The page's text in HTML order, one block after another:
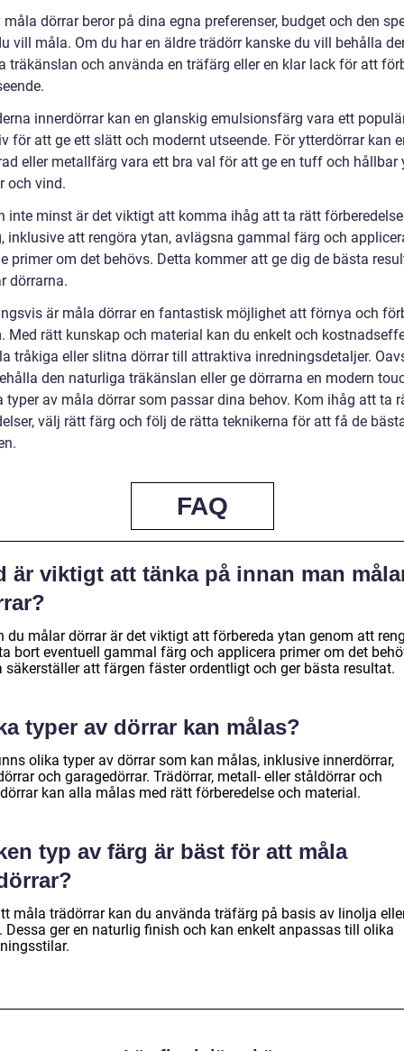
måla dörrar beror på dina egna preferenser, budget och den
vill måla. Om du har en äldre trädörr kanske du vill behålla
träkänslan och använda en träfärg eller en klar lack för att
innerdörrar kan en glanskig emulsionsfärg vara ett
för att ge ett slätt och modernt utseende. För ytterdörrar kan
eller metallfärg vara ett bra val för att ge en tuff och hållbar
och vind.
inte minst är det viktigt att komma ihåg att ta rätt
inklusive att rengöra ytan, avlägsna gammal färg och
primer om det behövs. Detta kommer att ge dig de bästa
dörrarna.
är måla dörrar en fantastisk möjlighet att förnya och
Med rätt kunskap och material kan du enkelt och
tråkiga eller slitna dörrar till attraktiva inredningsdetaljer.
den naturliga träkänslan eller ge dörrarna en modern
typer av måla dörrar som passar dina behov. Kom ihåg att ta
välj rätt färg och följ de rätta teknikerna för att få de
FAQ
är viktigt att tänka på innan man
du målar dörrar är det viktigt att förbereda ytan genom att
bort eventuell gammal färg och applicera primer om det
säkerställer att färgen fäster ordentligt och ger bästa resultat.
typer av dörrar kan målas?
olika typer av dörrar som kan målas, inklusive innerdörrar,
och garagedörrar. Trädörrar, metall- eller ståldörrar och
kan alla målas med rätt förberedelse och material.
typ av färg är bäst för att måla
måla trädörrar kan du använda träfärg på basis av linolja
Dessa ger en naturlig finish och kan enkelt anpassas till olika